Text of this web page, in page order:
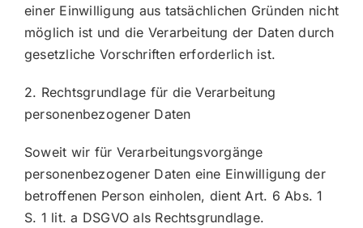
einer Einwilligung aus tatsächlichen Gründen nicht
möglich ist und die Verarbeitung der Daten durch
gesetzliche Vorschriften erforderlich ist.
2. Rechtsgrundlage für die Verarbeitung
personenbezogener Daten
Soweit wir für Verarbeitungsvorgänge
personenbezogener Daten eine Einwilligung der
betroffenen Person einholen, dient Art. 6 Abs. 1
S. 1 lit. a DSGVO als Rechtsgrundlage.